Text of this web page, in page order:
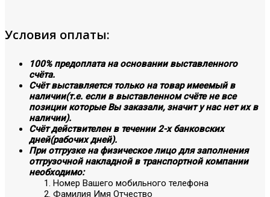
Условия оплаты:
100% предоплата на основании выставленного
счёта.
Счёт выставляется только на товар имеемый в
наличии(т.е. если в выставленном счёте не все
позиции которые Вы заказали, значит у нас нет их в
наличии).
Счёт действителен в течении 2-х банковских
дней(рабочих дней).
При отгрузке на физическое лицо для заполнения
отгрузочной накладной в транспортной компании
необходимо:
Номер Вашего мобильного телефона
Фамилия Имя Отчество